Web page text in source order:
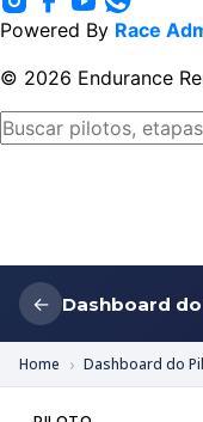
Powered By Race
© 2026 Endurance
← Dashboard
Home Dashboard do